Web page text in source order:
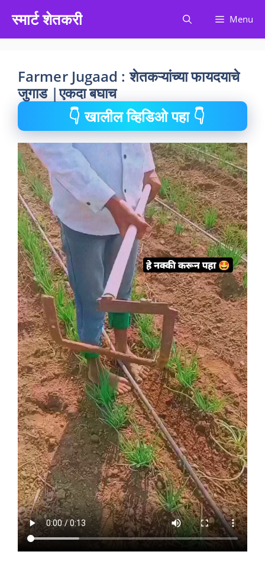
content
स्मार्ट शेतकरी Menu
Farmer Jugaad : शेतकऱ्यांच्या फायदयाचे
जुगाड |एकदा बघाच
👇 खालील व्हिडिओ पहा 👇